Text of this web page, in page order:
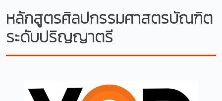
หลักสูตรศิลปกรรมศาสตรบัณฑิต
ระดับปริญญาตรี